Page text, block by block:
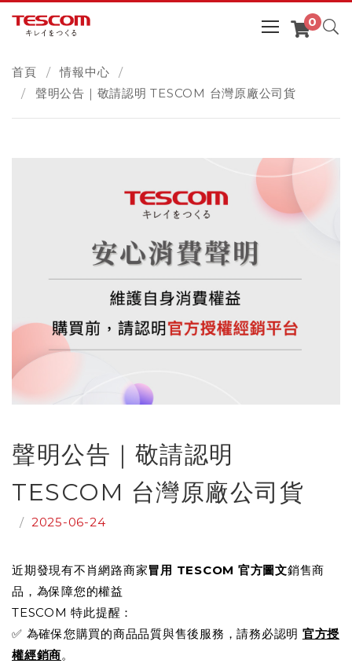
首頁
情報中心
聲明公告｜敬請認明 TESCOM 台灣原廠公司貨
聲明公告｜敬請認明
TESCOM 台灣原廠公司貨
/ 2025-06-24
近期發現有不肖網路商家冒用 TESCOM 官方圖文銷售商
品，為保障您的權益
TESCOM 特此提醒：
✅ 為確保您購買的商品品質與售後服務，請務必認明 官方授
權經銷商。